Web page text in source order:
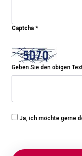
Captcha *
Geben Sie den obigen
Ja, ich möchte gerne